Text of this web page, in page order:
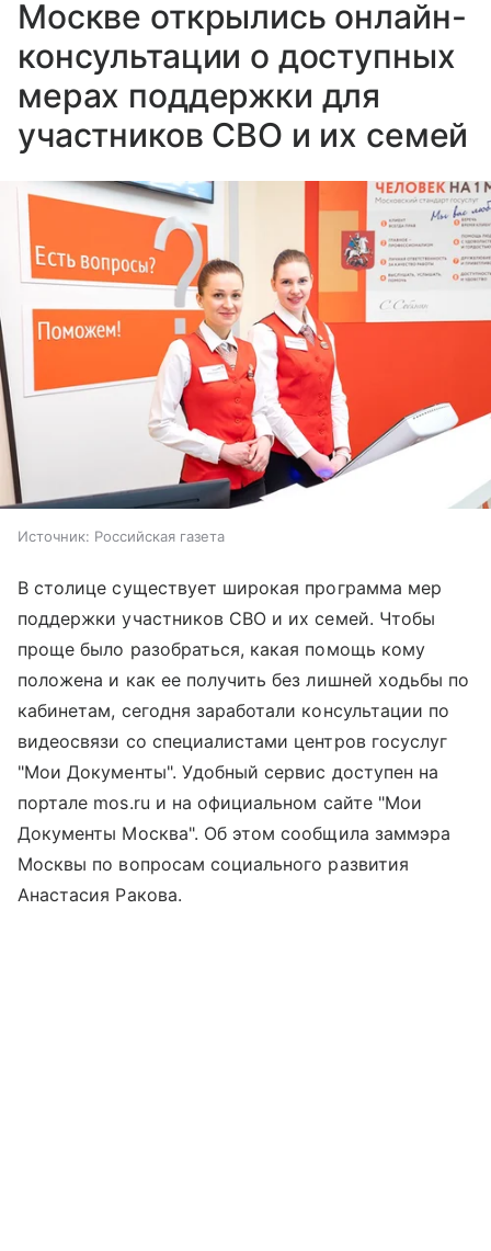
Москве открылись онлайн-
консультации о доступных
мерах поддержки для
участников СВО и их семей
Источник: Российская газета
В столице существует широкая программа мер
поддержки участников СВО и их семей. Чтобы
проще было разобраться, какая помощь кому
положена и как ее получить без лишней ходьбы по
кабинетам, сегодня заработали консультации по
видеосвязи со специалистами центров госуслуг
"Мои Документы". Удобный сервис доступен на
портале mos.ru и на официальном сайте "Мои
Документы Москва". Об этом сообщила заммэра
Москвы по вопросам социального развития
Анастасия Ракова.